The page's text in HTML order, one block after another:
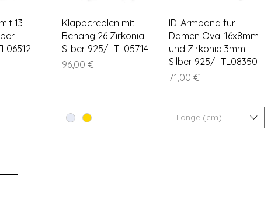
13
Schnellansicht
Klappcreolen mit
Behang 26 Zirkonia
Silber 925/- TL05714
Preis
96,00 €
Schnellansicht
ID-Armband für
Damen Oval 16x8mm
und Zirkonia 3mm
Silber 925/- TL08350
Preis
71,00 €
Länge (cm)